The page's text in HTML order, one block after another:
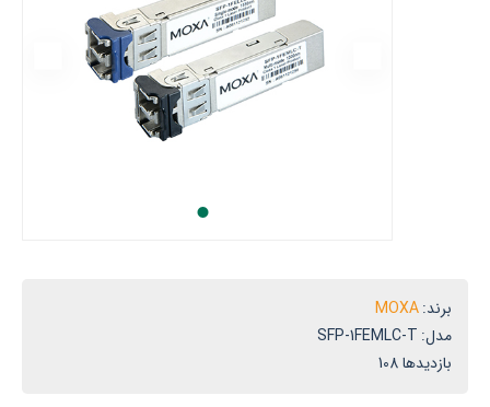
برند:MOXA
مدل: SFP-1FEMLC-T
بازدیدها 108